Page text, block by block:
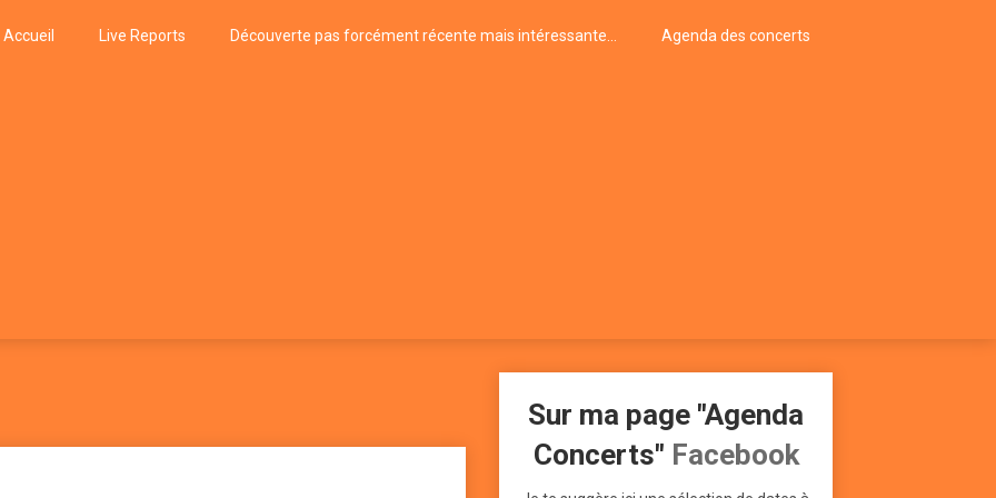
Accueil Live Reports Découverte pas forcément récente mais intéressante… Agenda des concerts
Sur ma page "Agenda
Concerts" Facebook